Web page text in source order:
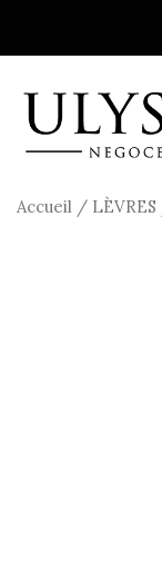
Accueil / LÈVRES